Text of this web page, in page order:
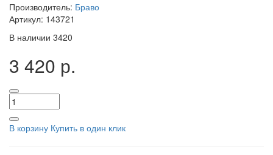
Производитель: Браво
Артикул: 143721
В наличии 3420
3 420 р.
В корзину Купить в один клик